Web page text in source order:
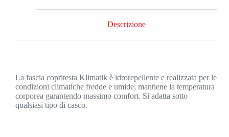
Descrizione
La fascia copritesta Klimatik è idrorepellente e realizzata per le
condizioni climatiche fredde e umide; mantiene la temperatura
corporea garantendo massimo comfort. Si adatta sotto
qualsiasi tipo di casco.